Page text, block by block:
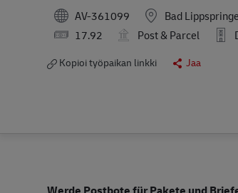
AV-361099 Bad
17.92
Post & Parcel
Kopioi työpaikan linkki
Jaa
Werde Postbote für Pakete und